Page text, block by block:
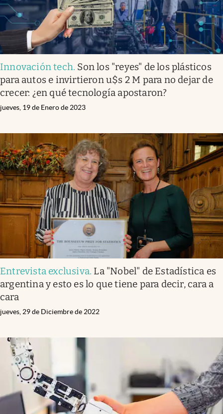
Innovación tech. Son los "reyes" de los plásticos
para autos e invirtieron u$s 2 M para no dejar de
crecer: ¿en qué tecnología apostaron?
jueves, 19 de Enero de 2023
Entrevista exclusiva. La "Nobel" de Estadística es
argentina y esto es lo que tiene para decir, cara a
cara
jueves, 29 de Diciembre de 2022